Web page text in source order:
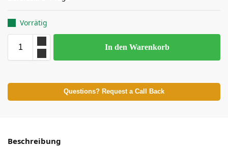
Vorrätig
In den Warenkorb
Questions? Request a Call Back
Beschreibung